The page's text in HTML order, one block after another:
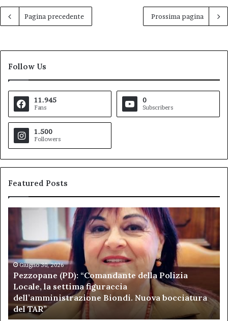
Pagina precedente Prossima pagina
Follow Us
11.945
Fans
0
Subscribers
1.500
Followers
Featured Posts
Pezzopane
(PD):
“Comandante
della
Polizia
Locale,
settima
figuraccia
dell’amministrazione
Biondi.
Giugno 30, 2026
Pezzopane (PD): “Comandante della Polizia
Locale, la settima figuraccia
dell’amministrazione Biondi. Nuova bocciatura
del TAR”